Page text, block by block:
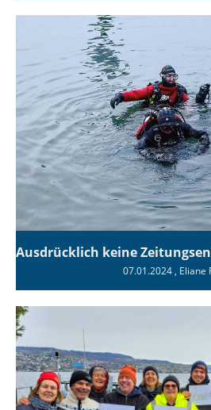
07.01.2024, Eliane